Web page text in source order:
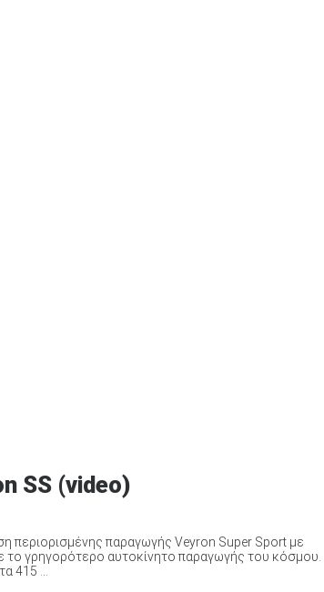
SS (video)
περιορισμένης παραγωγής Veyron Super Sport με
γρηγορότερο αυτοκίνητο παραγωγής του κόσμου.
415 ...